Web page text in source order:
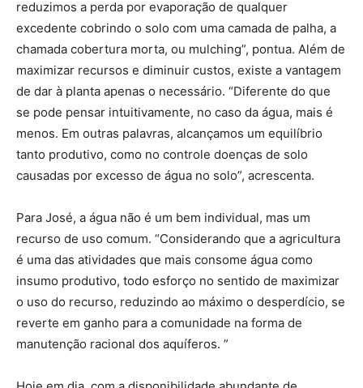
reduzimos a perda por evaporação de qualquer
excedente cobrindo o solo com uma camada de palha, a
chamada cobertura morta, ou mulching”, pontua. Além de
maximizar recursos e diminuir custos, existe a vantagem
de dar à planta apenas o necessário. “Diferente do que
se pode pensar intuitivamente, no caso da água, mais é
menos. Em outras palavras, alcançamos um equilíbrio
tanto produtivo, como no controle doenças de solo
causadas por excesso de água no solo”, acrescenta.
Para José, a água não é um bem individual, mas um
recurso de uso comum. “Considerando que a agricultura
é uma das atividades que mais consome água como
insumo produtivo, todo esforço no sentido de maximizar
o uso do recurso, reduzindo ao máximo o desperdício, se
reverte em ganho para a comunidade na forma de
manutenção racional dos aquíferos. ”